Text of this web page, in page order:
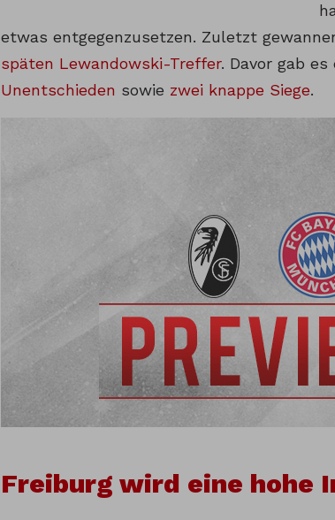
etwas entgegenzusetzen. Zuletzt
späten Lewandowski-Treffer. Davor gab es
Unentschieden sowie zwei knappe Siege.
Freiburg wird eine hohe